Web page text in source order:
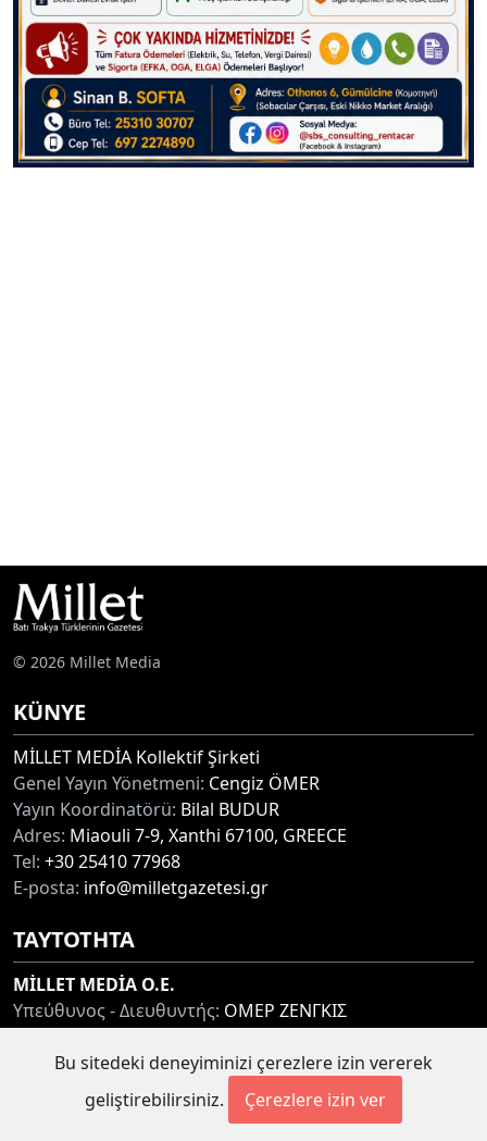
© 2026 Millet Media
KÜNYE
MİLLET MEDİA Kollektif Şirketi
Genel Yayın Yönetmeni: Cengiz ÖMER
Yayın Koordinatörü: Bilal BUDUR
Adres: Miaouli 7-9, Xanthi 67100, GREECE
Tel: +30 25410 77968
E-posta: info@milletgazetesi.gr
ΤΑΥΤΟΤΗΤΑ
MİLLET MEDİA O.E.
Υπεύθυνος - Διευθυντής: ΟΜΕΡ ΖΕΝΓΚΙΣ
Διεύθυνση:ΜΙΑΟΥΛΗ 7-9, ΞΑΝΘΗ 67100
+30 25410 77968
Ηλ. Διεύθυνση:
info@milletgazetesi.gr
Bu sitedeki deneyiminizi çerezlere izin vererek
geliştirebilirsiniz.
Çerezlere izin ver